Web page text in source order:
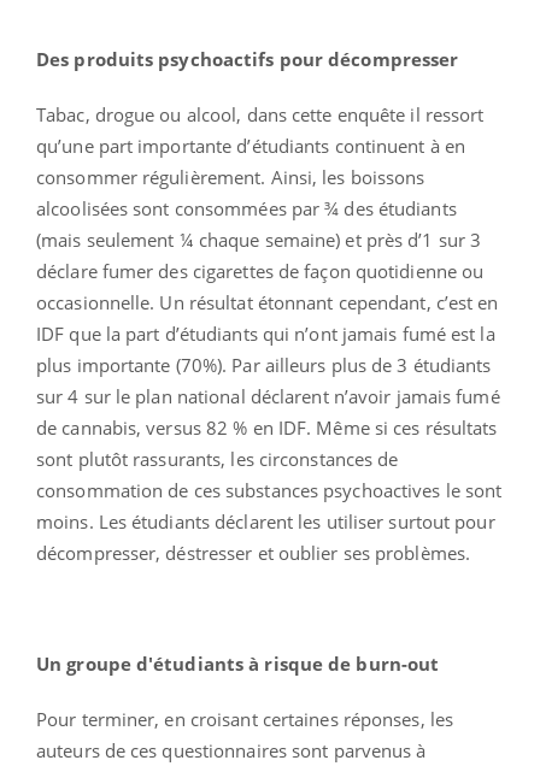
Des produits psychoactifs pour décompresser
Tabac, drogue ou alcool, dans cette enquête il ressort
qu’une part importante d’étudiants continuent à en
consommer régulièrement. Ainsi, les boissons
alcoolisées sont consommées par ¾ des étudiants
(mais seulement ¼ chaque semaine) et près d’1 sur 3
déclare fumer des cigarettes de façon quotidienne ou
occasionnelle. Un résultat étonnant cependant, c’est en
IDF que la part d’étudiants qui n’ont jamais fumé est la
plus importante (70%). Par ailleurs plus de 3 étudiants
sur 4 sur le plan national déclarent n’avoir jamais fumé
de cannabis, versus 82 % en IDF. Même si ces résultats
sont plutôt rassurants, les circonstances de
consommation de ces substances psychoactives le sont
moins. Les étudiants déclarent les utiliser surtout pour
décompresser, déstresser et oublier ses problèmes.
Un groupe d'étudiants à risque de burn-out
Pour terminer, en croisant certaines réponses, les
auteurs de ces questionnaires sont parvenus à